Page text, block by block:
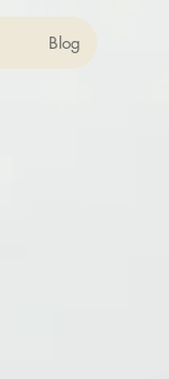
Blog